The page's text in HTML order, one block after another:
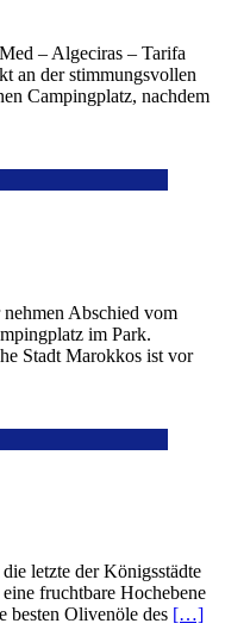
– Algeciras – Tarifa
an der stimmungsvollen
Campingplatz, nachdem
Abschied vom
im Park.
Stadt Marokkos ist vor
letzte der Königsstädte
fruchtbare Hochebene
besten Olivenöle des […]